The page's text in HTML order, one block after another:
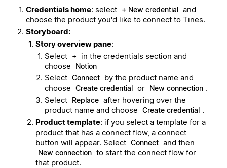
Credentials home: select + New credential and
choose the product you'd like to connect to Tines.
Storyboard:
Story overview pane:
Select +
in the credentials section and
choose
Notion
Select Connect by the product name and
choose
Create credential or New connection .
Select Replace after hovering over the
product name and choose
Create credential .
Product template: if you select a template for a
product that has a connect flow, a connect
button will appear. Select Connect and then
New connection to start the connect flow for
that product.